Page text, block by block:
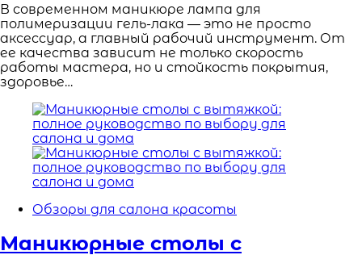
В современном маникюре лампа для
полимеризации гель-лака — это не просто
аксессуар, а главный рабочий инструмент. От
ее качества зависит не только скорость
работы мастера, но и стойкость покрытия,
здоровье…
Обзоры для салона красоты
Маникюрные столы с